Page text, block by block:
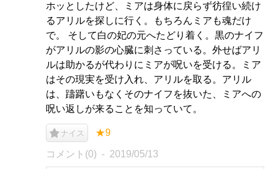
ホッとしたけど、ミアは身体に戻らず彷徨い続け
るアリルを探しに行く。もちろんミアも魂だけ
で。 そして白の妃の元へたどり着く。黒のナイフ
がアリルの影の心臓に刺さっている。外せばアリ
ルは助かるが代わりにミアが呪いを受ける。ミア
はその現実を受け入れ、アリルを取る。アリル
は、躊躇いもなくそのナイフを抜いた、ミアへの
呪い返しが来ることを知っていて。
ナイス ★9
コメント(0) 2019/05/13